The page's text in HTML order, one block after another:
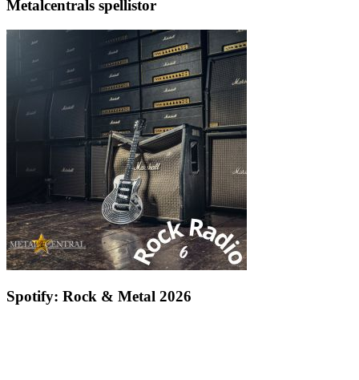
Metalcentrals spellistor
Spotify: Rock & Metal 2026